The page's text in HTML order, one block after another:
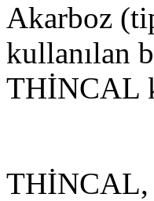
Akarboz
kullanılan
THİNCAL
THİNCAL,